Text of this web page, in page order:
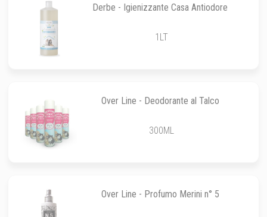
Derbe - Igienizzante Casa Antiodore
1LT
Over Line - Deodorante al Talco
300ML
Over Line - Profumo Merini n° 5